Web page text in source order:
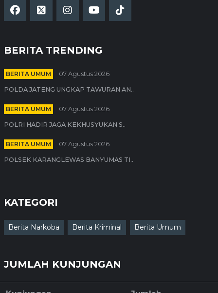
BERITA TRENDING
BERITA UMUM 07 Agustus 2026
POLDA JATENG UNGKAP TAWURAN AN..
BERITA UMUM 07 Agustus 2026
POLRI HADIR JAGA KEKHUSYUKAN S..
BERITA UMUM 07 Agustus 2026
POLSEK KARANGLEWAS BANYUMAS TI..
KATEGORI
Berita Narkoba Berita Kriminal Berita Umum
JUMLAH KUNJUNGAN